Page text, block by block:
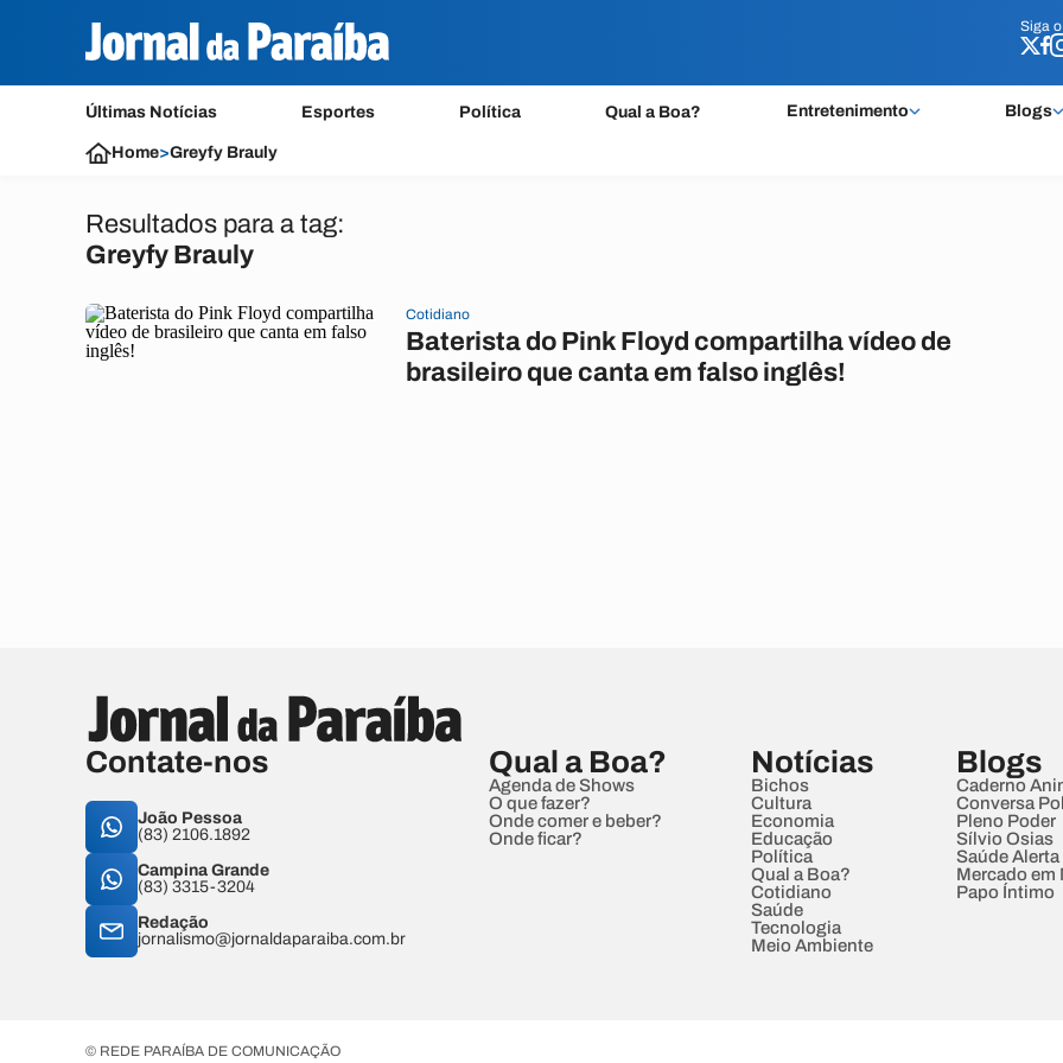
Siga o
Últimas Notícias Esportes Política Qual a Boa? Entretenimento Blogs
Siga o
Home>Greyfy Brauly
Resultados para a tag:
Greyfy Brauly
Cotidiano
Baterista do Pink Floyd compartilha vídeo de
brasileiro que canta em falso inglês!
Contate-nos
João Pessoa
(83) 2106.1892
Campina Grande
(83) 3315-3204
Redação
jornalismo@jornaldaparaiba.com.br
Qual a Boa?
Agenda de Shows
O que fazer?
Onde comer e beber?
Onde ficar?
Notícias
Bichos
Cultura
Economia
Educação
Política
Qual a Boa?
Cotidiano
Saúde
Tecnologia
Meio Ambiente
Blogs
Caderno
Conversa
Pleno Poder
Sílvio Osias
Saúde Alerta
Mercado em
Papo Íntimo
© REDE PARAÍBA DE COMUNICAÇÃO